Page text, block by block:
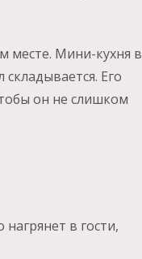
месте. Мини-кухня в
Его
он не слишком
в гости,